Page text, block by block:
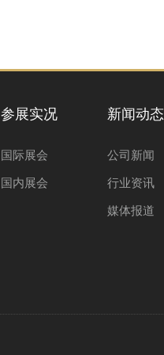
参展实况
国际展会
国内展会
新闻动态
公司新闻
行业资讯
媒体报道